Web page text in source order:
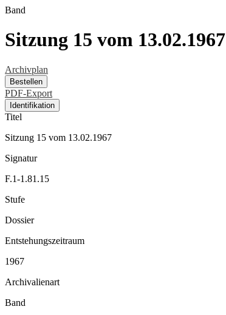
Band
Sitzung 15 vom 13.02.1967
Archivplan
Bestellen
PDF-Export
Identifikation
Titel
Sitzung 15 vom 13.02.1967
Signatur
F.1-1.81.15
Stufe
Dossier
Entstehungszeitraum
1967
Archivalienart
Band